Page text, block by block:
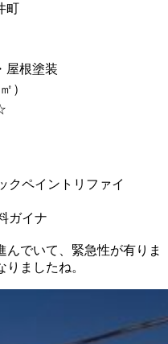
町
屋根塗装
）
ペイントリファイ
ガイナ
でいて、緊急性が有りま
ましたね。